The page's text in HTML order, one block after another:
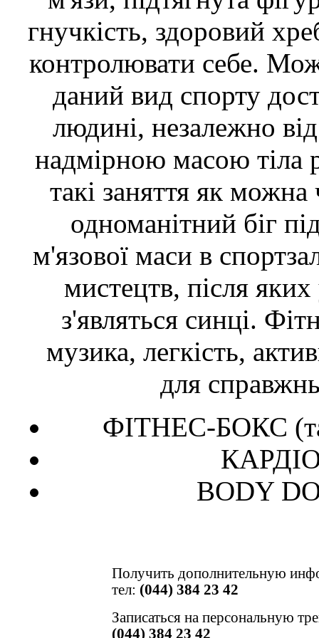
гнучкість, здоровий
контролювати себе.
даний вид спорту
людині, незалежно
надмірною масою тіла
такі заняття як
одноманітний біг
м'язової маси в
мистецтв, після яких
з'являться синці.
музика, легкість,
для
ФІТНЕС-БОКС
BODY
Получить дополнительную
тел: (044) 384 23 42
Записаться на персональную
(044) 384 23 42